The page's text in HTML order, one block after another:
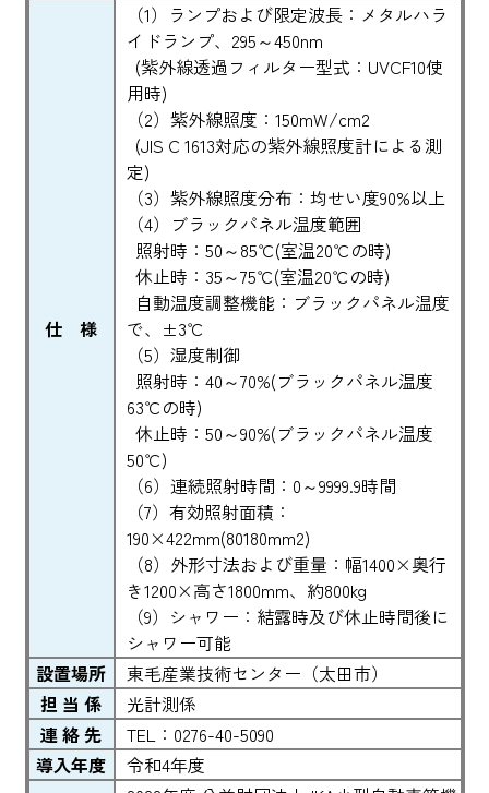
仕 様
（1）ランプおよび限定波長：メタルハラ
イドランプ、295～450nm
(紫外線透過フィルター型式：UVCF10使
用時)
（2）紫外線照度：150mW/cm2
(JIS C 1613対応の紫外線照度計による測
定)
（3）紫外線照度分布：均せい度90%以上
（4）ブラックパネル温度範囲
照射時：50～85℃(室温20℃の時)
休止時：35～75℃(室温20℃の時)
自動温度調整機能：ブラックパネル温度
で、±3℃
（5）湿度制御
照射時：40～70%(ブラックパネル温度
63℃の時)
休止時：50～90%(ブラックパネル温度
50℃)
（6）連続照射時間：0～9999.9時間
（7）有効照射面積：
190×422mm(80180mm2)
（8）外形寸法および重量：幅1400×奥行
き1200×高さ1800mm、約800kg
（9）シャワー：結露時及び休止時間後に
シャワー可能
設置場所
東毛産業技術センター（太田市）
担 当 係
光計測係
連 絡 先
TEL：0276-40-5090
導入年度
令和4年度